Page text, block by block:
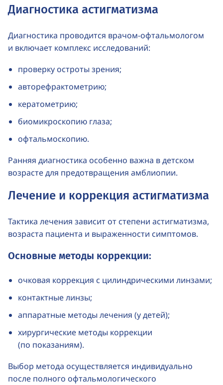
Диагностика астигматизма
Диагностика проводится врачом-офтальмологом
и включает комплекс исследований:
проверку остроты зрения;
авторефрактометрию;
кератометрию;
биомикроскопию глаза;
офтальмоскопию.
Ранняя диагностика особенно важна в детском
возрасте для предотвращения амблиопии.
Лечение и коррекция астигматизма
Тактика лечения зависит от степени астигматизма,
возраста пациента и выраженности симптомов.
Основные методы коррекции:
очковая коррекция с цилиндрическими линзами;
контактные линзы;
аппаратные методы лечения (у детей);
хирургические методы коррекции
(по показаниям).
Выбор метода осуществляется индивидуально
после полного офтальмологического